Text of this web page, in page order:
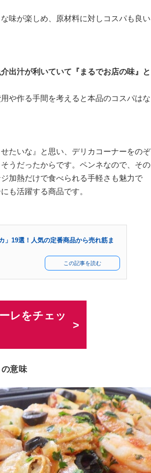
味が楽しめ、原材料に対しコスパも良い
出汁が利いていて『まるでお店の味』と
や作る手間を考えると本品のコスパはな
たいな』と思い、デリカコーナーをのぞ
うだったからです。ペンネなので、その
加熱だけで食べられる手軽さも魅力で
も活躍する商品です。
」19選！人気の定番商品から売れ筋ま
この記事を読む
レをチェッ
の意味